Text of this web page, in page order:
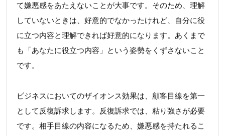
て嫌悪感をあたえないことが大事です。そのため、理解
していないときは、好意的でなかったけれど、自分に役
に立つ内容と理解できれば好意的になります。あくまで
も「あなたに役立つ内容」という姿勢をくずさないこと
です。
ビジネスにおいてのザイオンス効果は、顧客目線を第一
として反復訴求します。反復訴求では、粘り強さが必要
です。相手目線の内容になるため、嫌悪感を持たれるこ